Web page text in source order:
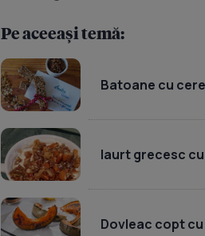
Pe aceeași temă:
Batoane cu
Iaurt grecesc
Dovleac copt